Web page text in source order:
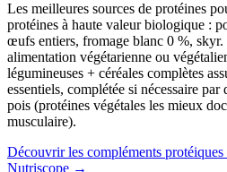
Les meilleures sources de protéines
protéines à haute valeur biologique :
œufs entiers, fromage blanc 0 %, skyr.
alimentation végétarienne ou
légumineuses + céréales complètes
essentiels, complétée si nécessaire
pois (protéines végétales les mieux
musculaire).
Découvrir les compléments protéiques
Nutriscope →